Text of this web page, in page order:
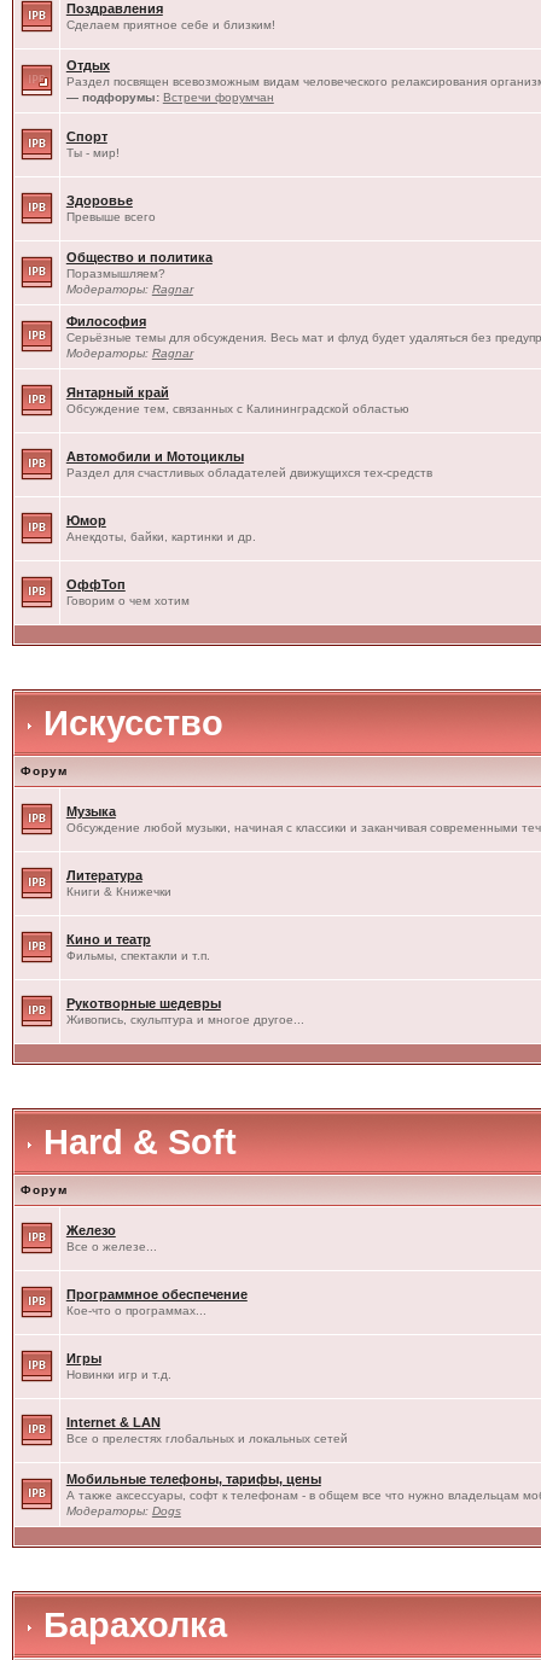
Поздравления
Сделаем приятное себе и близким!
Отдых
Раздел посвящен всевозможным видам человеческого релаксирования
— подфорумы: Встречи форумчан
Спорт
Ты - мир!
Здоровье
Превыше всего
Общество и политика
Поразмышляем?
Модераторы: Ragnar
Философия
Серьёзные темы для обсуждения. Весь мат и флуд будет удаляться без
Модераторы: Ragnar
Янтарный край
Обсуждение тем, связанных с Калининградской областью
Автомобили и Мотоциклы
Раздел для счастливых обладателей движущихся тех-средств
Юмор
Анекдоты, байки, картинки и др.
ОффТоп
Говорим о чем хотим
Искусство
Форум
Музыка
Обсуждение любой музыки, начиная с классики и заканчивая современными
Литература
Книги & Книжечки
Кино и театр
Фильмы, спектакли и т.п.
Рукотворные шедевры
Живопись, скульптура и многое другое...
Hard & Soft
Форум
Железо
Все о железе...
Программное обеспечение
Кое-что о программах...
Игры
Новинки игр и т.д.
Internet & LAN
Все о прелестях глобальных и локальных сетей
Мобильные телефоны, тарифы, цены
А также аксессуары, софт к телефонам - в общем все что нужно владельцам
Модераторы: Dogs
Барахолка